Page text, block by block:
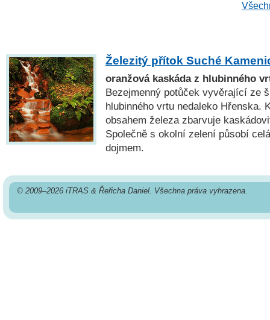
Železitý přítok Suché
oranžová kaskáda z hlubinného
Bezejmenný potůček vyvěrající ze
hlubinného vrtu nedaleko Hřenska.
obsahem železa zbarvuje
Společně s okolní zelení působí
dojmem.
© 2009–2026 iTRAS & Řeřicha Daniel. Všechna práva vyhrazena.